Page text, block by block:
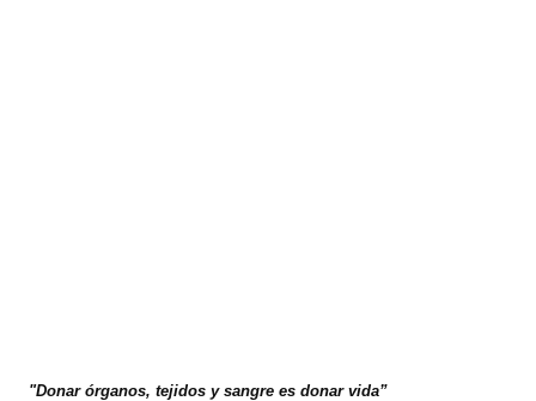
"Donar órganos, tejidos y sangre es donar vida”